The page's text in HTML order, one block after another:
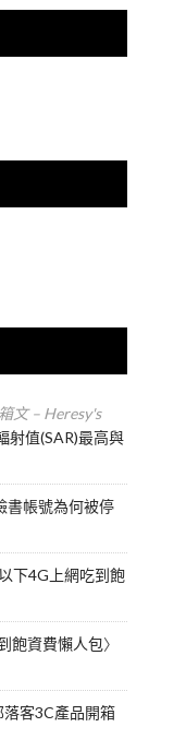
文 – Heresy's
射值(SAR)最高與
書帳號為何被停
下4G上網吃到飽
飽資費懶人包〉
客3C產品開箱